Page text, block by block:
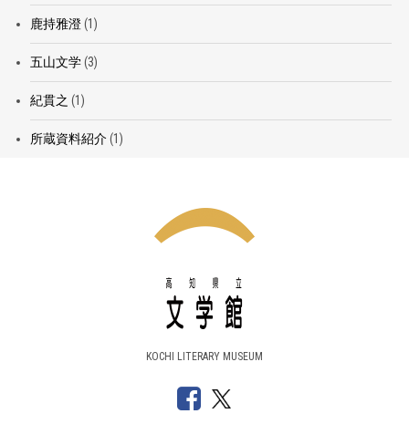
鹿持雅澄(1)
五山文学(3)
紀貫之 (1)
所蔵資料紹介(1)
KOCHI LITERARY MUSEUM